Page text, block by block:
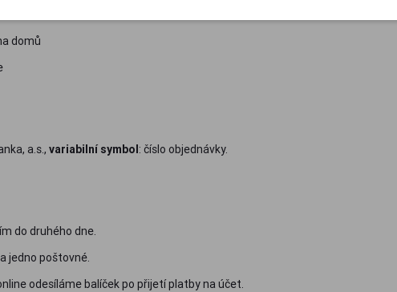
na dobírku
domů
a.s.,variabilní symbol: číslo objednávky.
do druhého dne.
jedno poštovné.
odesíláme balíček po přijetí platby na účet.